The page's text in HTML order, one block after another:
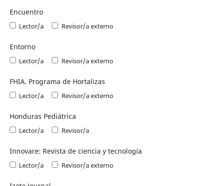
Encuentro
Lector/a Revisor/a externo
Entorno
Lector/a Revisor/a externo
FHIA. Programa de Hortalizas
Lector/a Revisor/a externo
Honduras Pediátrica
Lector/a Revisor/a
Innovare: Revista de ciencia y tecnología
Lector/a Revisor/a externo